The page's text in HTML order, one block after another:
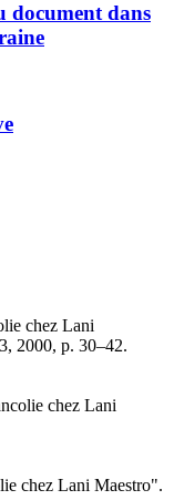
document dans
chez Lani
2000, p. 30–42.
chez Lani
chez Lani Maestro".